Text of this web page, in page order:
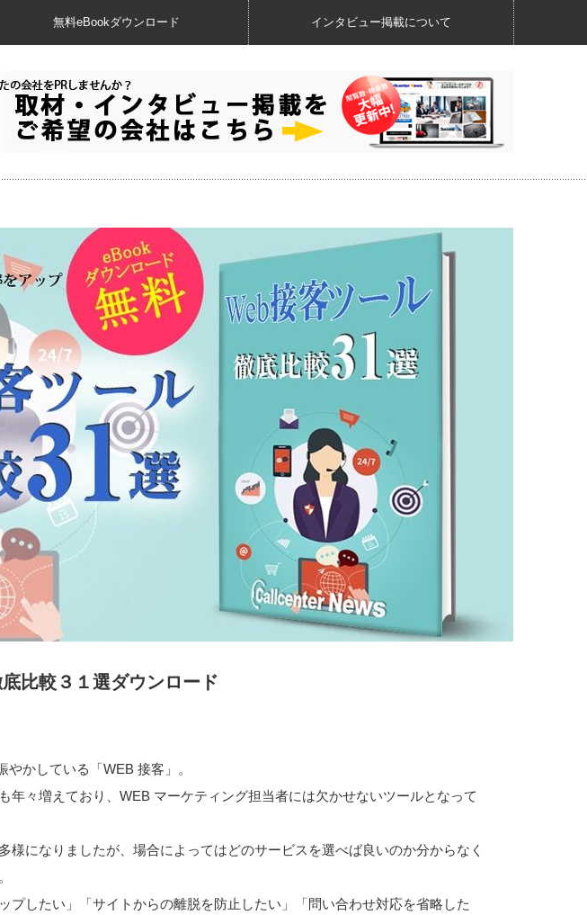
無料eBookダウンロード インタビュー掲載について
比較３１選ダウンロード
かしている「WEB 接客」。
年々増えており、WEB マーケティング担当者には欠かせないツールとなって
様になりましたが、場合によってはどのサービスを選べば良いのか分からなく
プしたい」「サイトからの離脱を防止したい」「問い合わせ対応を省略した